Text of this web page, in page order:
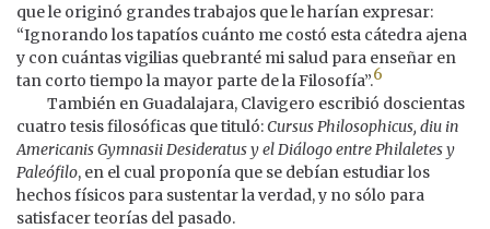
que le originó grandes trabajos que le harían expresar:
“Ignorando los tapatíos cuánto me costó esta cátedra ajena
y con cuántas vigilias quebranté mi salud para enseñar en
tan corto tiempo la mayor parte de la Filosofía”.6
También en Guadalajara, Clavigero escribió doscientas
cuatro tesis filosóficas que tituló:Cursus Philosophicus, diu in
Americanis Gymnasii Desideratus y el Diálogo entre Philaletes y
Paleófilo, en el cual proponía que se debían estudiar los
hechos físicos para sustentar la verdad, y no sólo para
satisfacer teorías del pasado.